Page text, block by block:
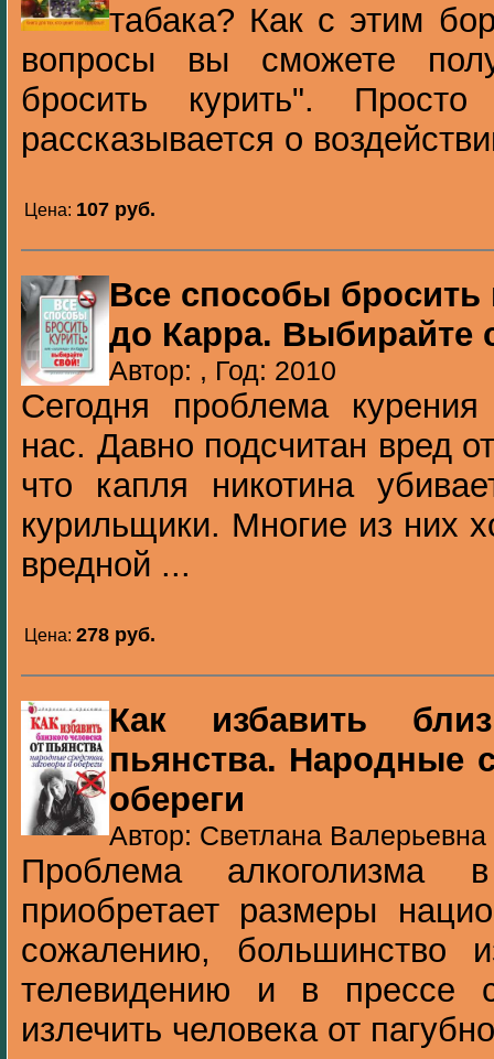
табака? Как с этим
вопросы вы сможете
бросить курить".
рассказывается о
Цена: 107 pуб.
Все способы бросить
до Карра. Выбирайте
Автор: , Год: 2010
Сегодня проблема
нас. Давно подсчитан вред
что капля никотина
курильщики. Многие из них
вредной ...
Цена: 278 pуб.
Как избавить
пьянства. Народные
обереги
Автор: Светлана
Проблема алкоголизма
приобретает размеры
сожалению, большинство
телевидению и в прессе
излечить человека от